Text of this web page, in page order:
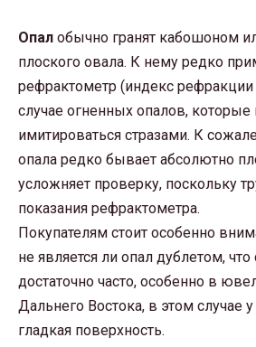
Опал обычно гранят кабошоном
плоского овала. К нему редко
рефрактометр (индекс рефракции
случае огненных опалов, которые
имитироваться стразами. К
опала редко бывает абсолютно
усложняет проверку, поскольку
показания рефрактометра.
Покупателям стоит особенно
не является ли опал дублетом, что
достаточно часто, особенно в
Дальнего Востока, в этом случае
гладкая поверхность.